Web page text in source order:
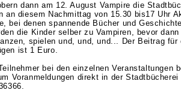
dann am 12. August Vampire die
an diesem Nachmittag von 15.30 bis17 Uhr
bei denen spannende Bücher und
die Kinder selber zu Vampiren, bevor
spielen und, und, und... Der Beitrag für
ist 1 Euro.
bei den einzelnen Veranstaltungen
Voranmeldungen direkt in der